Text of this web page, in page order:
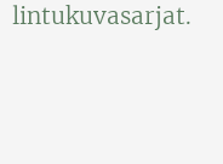
lintukuvasarjat.